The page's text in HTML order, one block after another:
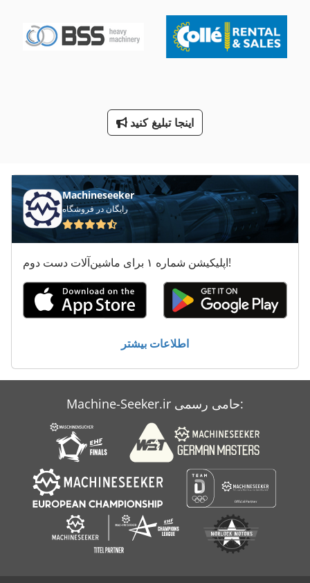
پرس پلت چسبان
اینجا تبلیغ کنید
Machineseeker
رایگان در فروشگاه
اپلیکیشن شماره ۱ برای ماشین‌آلات دست دوم!
اطلاعات بیشتر
Machine-Seeker.ir حامی رسمی: